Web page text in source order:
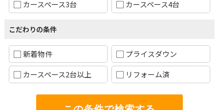
カースペース3台
カースペース4台
こだわりの条件
新着物件
プライスダウン
カースペース2台以上
リフォーム済